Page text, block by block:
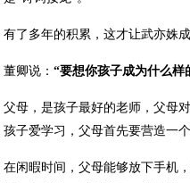
有了多年的积累，这才让武亦姝
董卿说：“要想你孩子成为什么
父母，是孩子最好的老师，父母
孩子爱学习，父母首先要营造一
在闲暇时间，父母能够放下手机